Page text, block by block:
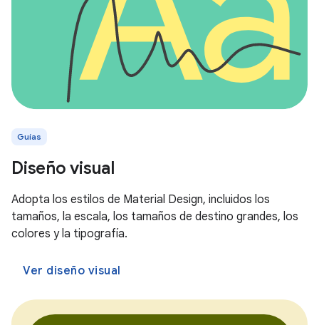
Guías
Diseño visual
Adopta los estilos de Material Design, incluidos los
tamaños, la escala, los tamaños de destino grandes, los
colores y la tipografía.
Ver diseño visual